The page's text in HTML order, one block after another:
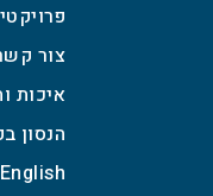
צור
איכות
הנסון
English